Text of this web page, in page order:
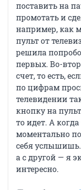
поставить на
промотать и
например, как
пульт от
решила
первых. Во-
счет, то есть,
по цифрам
телевидении
кнопку на
то идет. А
моментально
себя услышишь.
а с другой — я
интересно.